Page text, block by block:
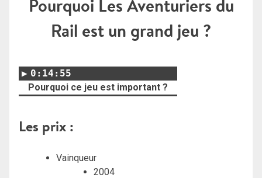
Pourquoi Les Aventuriers du
Rail est un grand jeu ?
0:14:55
Pourquoi ce jeu est important ?
Les prix :
Vainqueur
2004